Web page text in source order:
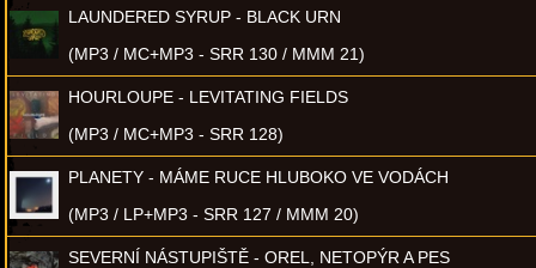
LAUNDERED SYRUP - BLACK URN
(MP3 / MC+MP3 - SRR 130 / MMM 21)
HOURLOUPE - LEVITATING FIELDS
(MP3 / MC+MP3 - SRR 128)
PLANETY - MÁME RUCE HLUBOKO VE VODÁCH
(MP3 / LP+MP3 - SRR 127 / MMM 20)
SEVERNÍ NÁSTUPIŠTĚ - OREL, NETOPÝR A PES